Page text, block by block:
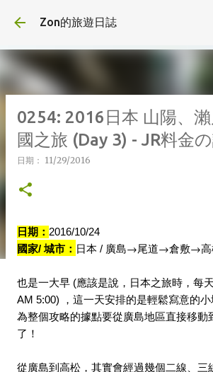
Zon的旅遊日誌
0254: 2016日本 山陽、
國之旅 (Day 3) - JR料金
日期： 11/29/2016
日期： 2016/10/24
國家/ 城市： 日本 / 廣島→尾道→倉敷→高
也是一大早 (應該是說，日本之旅時，每
AM 5:00)
，這一天安排的是輕鬆寫意的小
為整個攻略的據點要從廣島地區直接移動
了！
從廣島到高松，其實會經過幾個二線、三